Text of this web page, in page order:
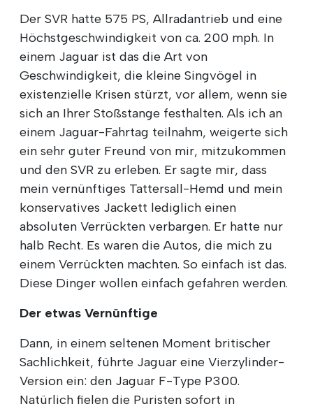
Der SVR hatte 575 PS, Allradantrieb und eine
Höchstgeschwindigkeit von ca. 200 mph. In
einem Jaguar ist das die Art von
Geschwindigkeit, die kleine Singvögel in
existenzielle Krisen stürzt, vor allem, wenn sie
sich an Ihrer Stoßstange festhalten. Als ich an
einem Jaguar-Fahrtag teilnahm, weigerte sich
ein sehr guter Freund von mir, mitzukommen
und den SVR zu erleben. Er sagte mir, dass
mein vernünftiges Tattersall-Hemd und mein
konservatives Jackett lediglich einen
absoluten Verrückten verbargen. Er hatte nur
halb Recht. Es waren die Autos, die mich zu
einem Verrückten machten. So einfach ist das.
Diese Dinger wollen einfach gefahren werden.
Der etwas Vernünftige
Dann, in einem seltenen Moment britischer
Sachlichkeit, führte Jaguar eine Vierzylinder-
Version ein: den Jaguar F-Type P300.
Natürlich fielen die Puristen sofort in